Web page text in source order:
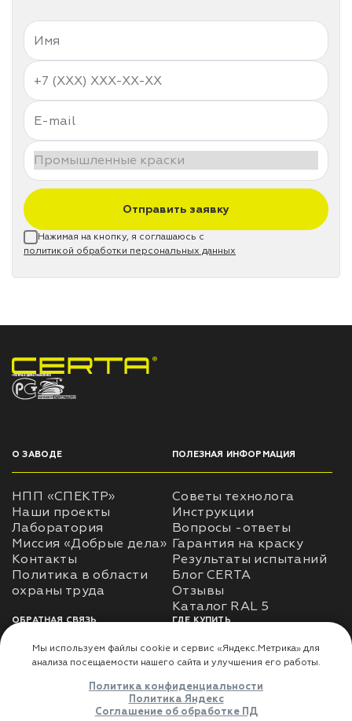
Отправить заявку
Нажимая на кнопку, я соглашаюсь с
политикой обработки персональных данных
НПП «СПЕКТР» ЗАВОД ЛАКОКРАСОЧНЫХ МАТЕРИАЛОВ
О ЗАВОДЕ
НПП «СПЕКТР»
Наши проекты
Лаборатория
Миссия «Добрые дела»
Контакты
Политика в области
ПОЛЕЗНАЯ ИНФОРМАЦИЯ
Советы технолога
Инструкции
Вопросы -ответы
Гарантия на краску
Результаты испытаний
Блог CERTA
Отзывы
Каталог RAL 5
ОБРАТНАЯ СВЯЗЬ
Использование
использования личных
ГДЕ КУПИТЬ
Доставка
Где купить